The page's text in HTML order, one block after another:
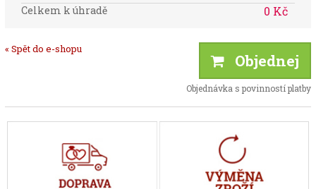
Celkem k úhradě 0 Kč
« Spět do e-shopu
Objednej
Objednávka s povinností platby